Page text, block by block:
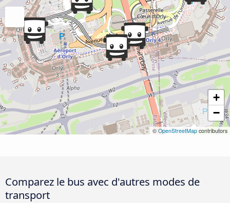
+
−
© OpenStreetMap contributors
Comparez le bus avec d'autres modes de
transport